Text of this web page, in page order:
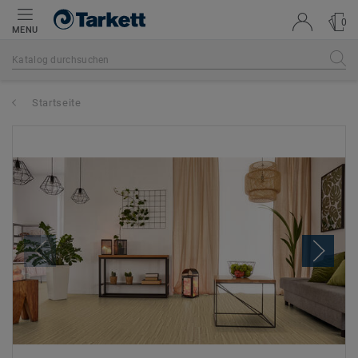
MENU
0
Startseite